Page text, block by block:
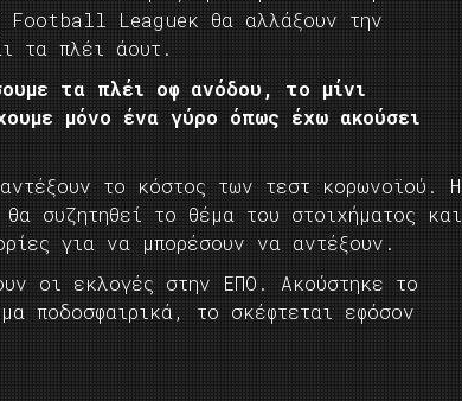
Football Leagueκ θα αλλάξουν την
τα πλέι άουτ.
τα πλέι οφ ανόδου, το μίνι
μόνο ένα γύρο όπως έχω ακούσει
το κόστος των τεστ κορωνοϊού. Η
συζητηθεί το θέμα του στοιχήματος και
για να μπορέσουν να αντέξουν.
οι εκλογές στην ΕΠΟ. Ακούστηκε το
ποδοσφαιρικά, το σκέφτεται εφόσον